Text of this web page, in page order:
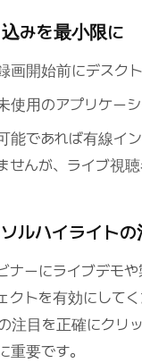
みを最小限に
画開始前にデスク
使用のアプリケー
能であれば有線イ
せんが、ライブ視
ルハイライト
ナーにライブデモ
クトを有効にして
注目を正確にクリ
重要です。